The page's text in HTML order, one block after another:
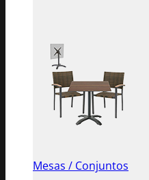
Mesas / Conjuntos